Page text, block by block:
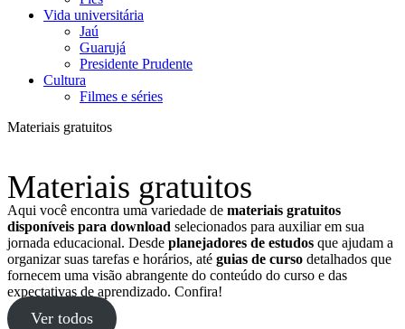
Vida universitária
Jaú
Guarujá
Presidente Prudente
Cultura
Filmes e séries
Materiais gratuitos
Materiais gratuitos
Aqui você encontra uma variedade de materiais gratuitos
disponíveis para download selecionados para auxiliar em sua
jornada educacional. Desde planejadores de estudos que ajudam a
organizar suas tarefas e horários, até guias de curso detalhados que
fornecem uma visão abrangente do conteúdo do curso e das
expectativas de aprendizado. Confira!
Ver todos